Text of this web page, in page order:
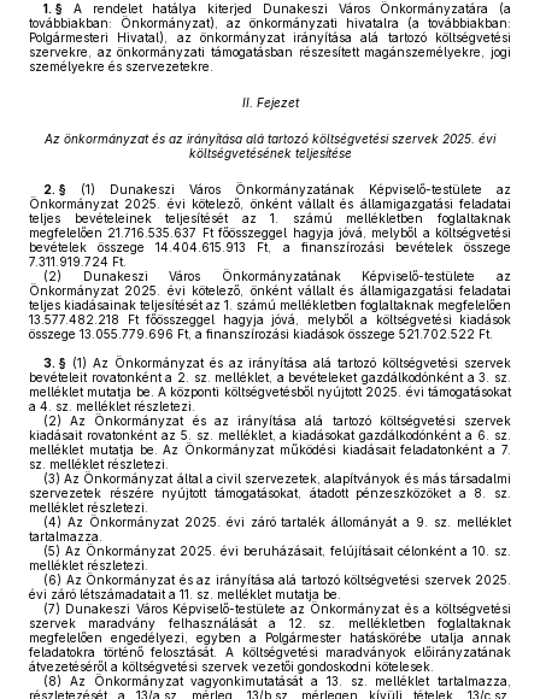
1. § A rendelet hatálya kiterjed Dunakeszi Város Önkormányzatára (a
továbbiakban: Önkormányzat), az önkormányzati hivatalra (a továbbiakban:
Polgármesteri Hivatal), az önkormányzat irányítása alá tartozó költségvetési
szervekre, az önkormányzati támogatásban részesített magánszemélyekre, jogi
személyekre és szervezetekre.
II. Fejezet
Az önkormányzat és az irányítása alá tartozó költségvetési szervek 2025. évi
költségvetésének teljesítése
2. § (1) Dunakeszi Város Önkormányzatának Képviselő-testülete az
Önkormányzat 2025. évi kötelező, önként vállalt és államigazgatási feladatai
teljes bevételeinek teljesítését az 1. számú mellékletben foglaltaknak
megfelelően 21.716.535.637 Ft főösszeggel hagyja jóvá, melyből a költségvetési
bevételek összege 14.404.615.913 Ft, a finanszírozási bevételek összege
7.311.919.724 Ft.
(2) Dunakeszi Város Önkormányzatának Képviselő-testülete az
Önkormányzat 2025. évi kötelező, önként vállalt és államigazgatási feladatai
teljes kiadásainak teljesítését az 1. számú mellékletben foglaltaknak megfelelően
13.577.482.218 Ft főösszeggel hagyja jóvá, melyből a költségvetési kiadások
összege 13.055.779.696 Ft, a finanszírozási kiadások összege 521.702.522 Ft.
3. § (1) Az Önkormányzat és az irányítása alá tartozó költségvetési szervek
bevételeit rovatonként a 2. sz. melléklet, a bevételeket gazdálkodónként a 3. sz.
melléklet mutatja be. A központi költségvetésből nyújtott 2025. évi támogatásokat
a 4. sz. melléklet részletezi.
(2) Az Önkormányzat és az irányítása alá tartozó költségvetési szervek
kiadásait rovatonként az 5. sz. melléklet, a kiadásokat gazdálkodónként a 6. sz.
melléklet mutatja be. Az Önkormányzat működési kiadásait feladatonként a 7.
sz. melléklet részletezi.
(3) Az Önkormányzat által a civil szervezetek, alapítványok és más társadalmi
szervezetek részére nyújtott támogatásokat, átadott pénzeszközöket a 8. sz.
melléklet részletezi.
(4) Az Önkormányzat 2025. évi záró tartalék állományát a 9. sz. melléklet
tartalmazza.
(5) Az Önkormányzat 2025. évi beruházásait, felújításait célonként a 10. sz.
melléklet részletezi.
(6) Az Önkormányzat és az irányítása alá tartozó költségvetési szervek 2025.
évi záró létszámadatait a 11. sz. melléklet mutatja be.
(7) Dunakeszi Város Képviselő-testülete az Önkormányzat és a költségvetési
szervek maradvány felhasználását a 12. sz. mellékletben foglaltaknak
megfelelően engedélyezi, egyben a Polgármester hatáskörébe utalja annak
feladatokra történő felosztását. A költségvetési maradványok előirányzatának
átvezetéséről a költségvetési szervek vezetői gondoskodni kötelesek.
(8) Az Önkormányzat vagyonkimutatását a 13. sz. melléklet tartalmazza,
részletezését a 13/a.sz. mérleg, 13/b.sz. mérlegen kívüli tételek, 13/c.sz.